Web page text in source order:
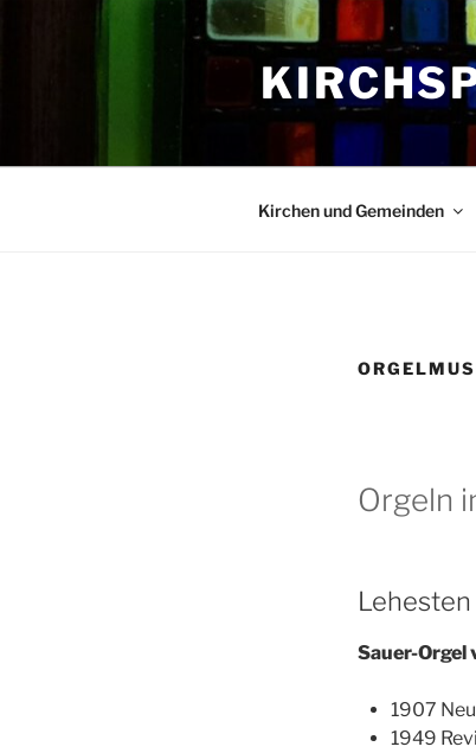
Kirchen und Gemeinden
Orgeln
Lehesten
Sauer-Orgel
1907
1949